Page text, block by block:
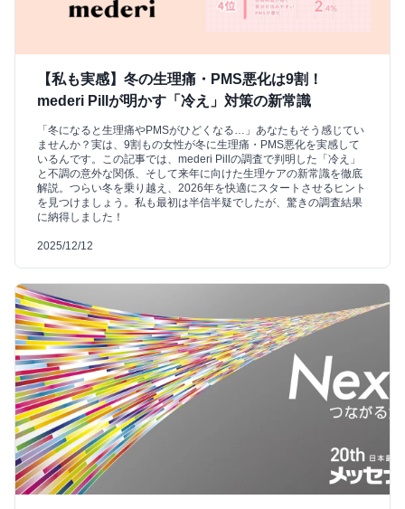
【私も実感】冬の生理痛・PMS悪化は9割！
mederi Pillが明かす「冷え」対策の新常識
「冬になると生理痛やPMSがひどくなる…」あなたもそう感じてい
ませんか？実は、9割もの女性が冬に生理痛・PMS悪化を実感して
いるんです。この記事では、mederi Pillの調査で判明した「冷え」
と不調の意外な関係、そして来年に向けた生理ケアの新常識を徹底
解説。つらい冬を乗り越え、2026年を快適にスタートさせるヒント
を見つけましょう。私も最初は半信半疑でしたが、驚きの調査結果
に納得しました！
2025/12/12